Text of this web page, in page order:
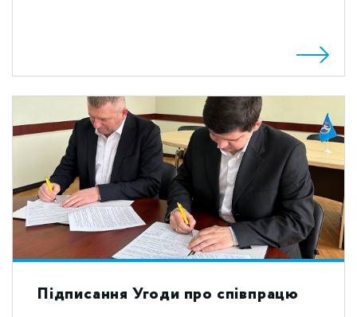
Підписання Угоди про співпрацю